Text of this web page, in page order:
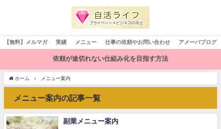
【無料】メルマガ 実績 メニュー 仕事の依頼やお問い合わせ アメーバブログ
依頼が途切れない仕組み化を目指す方法
ホーム メニュー案内
メニュー案内の記事一覧
副業メニュー案内